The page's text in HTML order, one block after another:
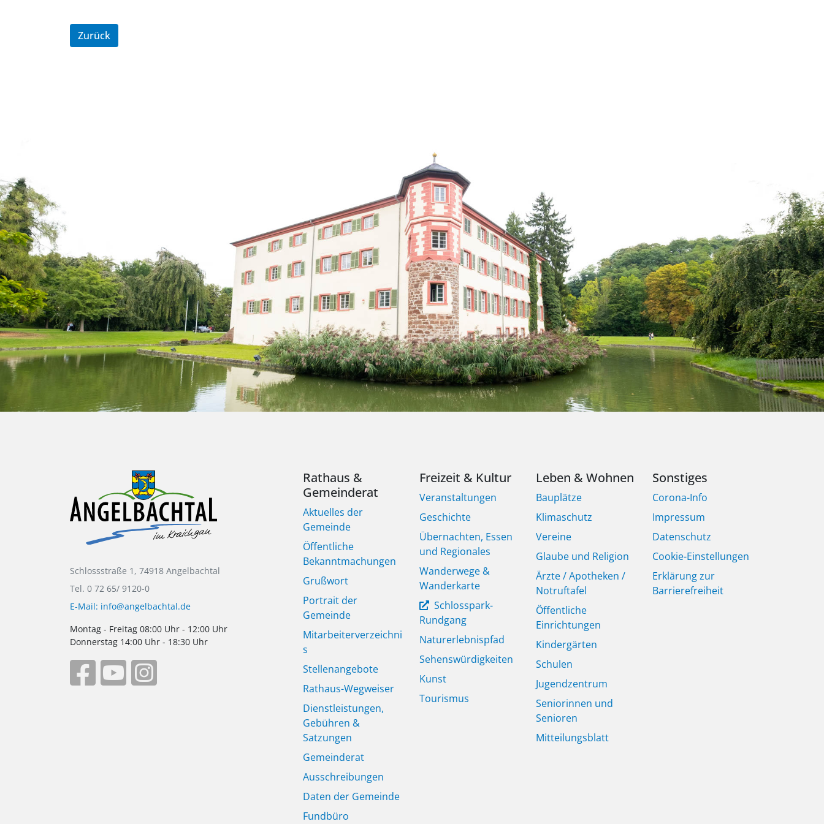
Zurück
Schlossstraße 1, 74918 Angelbachtal
Tel. 0 72 65/ 9120-0
E-Mail: info@angelbachtal.de
Montag - Freitag 08:00 Uhr - 12:00 Uhr
Donnerstag 14:00 Uhr - 18:30 Uhr
Rathaus &
Gemeinderat
Aktuelles der
Gemeinde
Öffentliche
Bekanntmachungen
Grußwort
Portrait der
Gemeinde
Mitarbeiterverzeichni
s
Stellenangebote
Rathaus-Wegweiser
Dienstleistungen,
Gebühren &
Satzungen
Gemeinderat
Ausschreibungen
Daten der Gemeinde
Fundbüro
Freizeit & Kultur
Veranstaltungen
Geschichte
Übernachten, Essen
und Regionales
Wanderwege &
Wanderkarte
Schlosspark-
Rundgang
Naturerlebnispfad
Sehenswürdigkeiten
Kunst
Tourismus
Leben & Wohnen
Bauplätze
Klimaschutz
Vereine
Glaube und Religion
Ärzte / Apotheken /
Notruftafel
Öffentliche
Einrichtungen
Kindergärten
Schulen
Jugendzentrum
Seniorinnen und
Senioren
Mitteilungsblatt
Sonstiges
Corona-Info
Impressum
Datenschutz
Cookie-Einstellungen
Erklärung zur
Barrierefreiheit